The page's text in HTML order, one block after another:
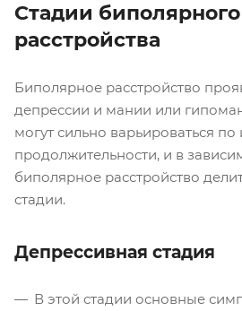
Стадии биполярного
расстройства
Биполярное расстройство
депрессии и мании или
могут сильно варьироваться по
продолжительности, и в
биполярное расстройство
стадии.
Депрессивная стадия
В этой стадии основные